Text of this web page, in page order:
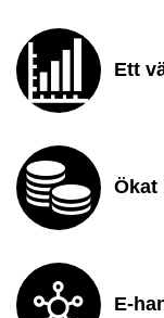
Ett
Ökat
E-